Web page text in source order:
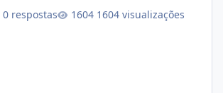
0 respostas
1604 visualizações